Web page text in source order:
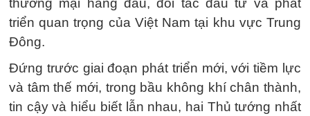
thương mại hàng đầu, đối tác đầu tư và phát
triển quan trọng của Việt Nam tại khu vực Trung
Đông.
Đứng trước giai đoạn phát triển mới, với tiềm lực
và tâm thế mới, trong bầu không khí chân thành,
tin cậy và hiểu biết lẫn nhau, hai Thủ tướng nhất